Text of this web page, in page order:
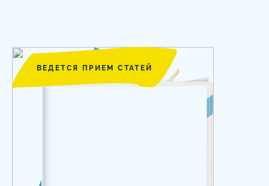
ВЕДЕТСЯ ПРИЕМ СТАТЕЙ